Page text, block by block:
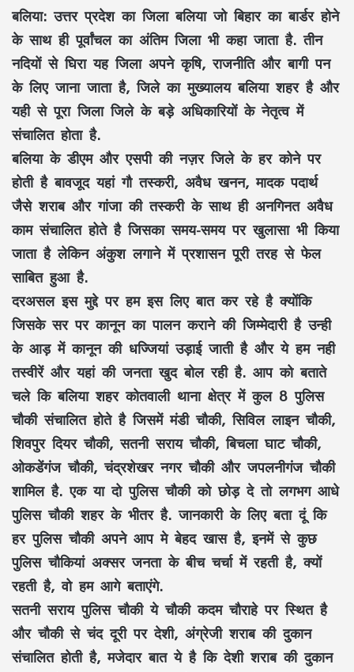
बलिया: उत्तर प्रदेश का जिला बलिया जो बिहार का बार्डर होने
के साथ ही पूर्वांचल का अंतिम जिला भी कहा जाता है. तीन
नदियों से घिरा यह जिला अपने कृषि, राजनीति और बागी पन
के लिए जाना जाता है, जिले का मुख्यालय बलिया शहर है और
यही से पूरा जिला जिले के बड़े अधिकारियों के नेतृत्व में
संचालित होता है.
बलिया के डीएम और एसपी की नज़र जिले के हर कोने पर
होती है बावजूद यहां गौ तस्करी, अवैध खनन, मादक पदार्थ
जैसे शराब और गांजा की तस्करी के साथ ही अनगिनत अवैध
काम संचालित होते है जिसका समय-समय पर खुलासा भी किया
जाता है लेकिन अंकुश लगाने में प्रशासन पूरी तरह से फेल
साबित हुआ है.
दरअसल इस मुद्दे पर हम इस लिए बात कर रहे है क्योंकि
जिसके सर पर कानून का पालन कराने की जिम्मेदारी है उन्ही
के आड़ में कानून की धज्जियां उड़ाई जाती है और ये हम नही
तस्वीरें और यहां की जनता खुद बोल रही है. आप को बताते
चले कि बलिया शहर कोतवाली थाना क्षेत्र में कुल 8 पुलिस
चौकी संचालित होते है जिसमें मंडी चौकी, सिविल लाइन चौकी,
शिवपुर दियर चौकी, सतनी सराय चौकी, बिचला घाट चौकी,
ओकडेंगंज चौकी, चंद्रशेखर नगर चौकी और जपलनीगंज चौकी
शामिल है. एक या दो पुलिस चौकी को छोड़ दे तो लगभग आधे
पुलिस चौकी शहर के भीतर है. जानकारी के लिए बता दूं कि
हर पुलिस चौकी अपने आप मे बेहद खास है, इनमें से कुछ
पुलिस चौकियां अक्सर जनता के बीच चर्चा में रहती है, क्यों
रहती है, वो हम आगे बताएंगे.
सतनी सराय पुलिस चौकी ये चौकी कदम चौराहे पर स्थित है
और चौकी से चंद दूरी पर देशी, अंग्रेजी शराब की दुकान
संचालित होती है, मजेदार बात ये है कि देशी शराब की दुकान